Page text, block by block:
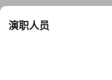
演职人员